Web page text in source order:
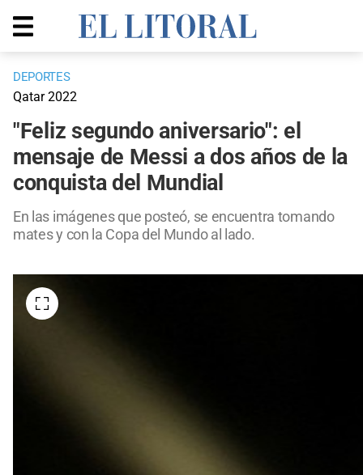
DEPORTES
Qatar 2022
"Feliz segundo aniversario": el
mensaje de Messi a dos años de la
conquista del Mundial
En las imágenes que posteó, se encuentra tomando
mates y con la Copa del Mundo al lado.